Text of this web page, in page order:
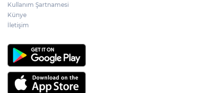
Kullanım Şartnamesi
Künye
İletişim